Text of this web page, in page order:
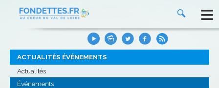
≡
ACTUALITÉS ÉVÉNEMENTS
Actualités
Événements